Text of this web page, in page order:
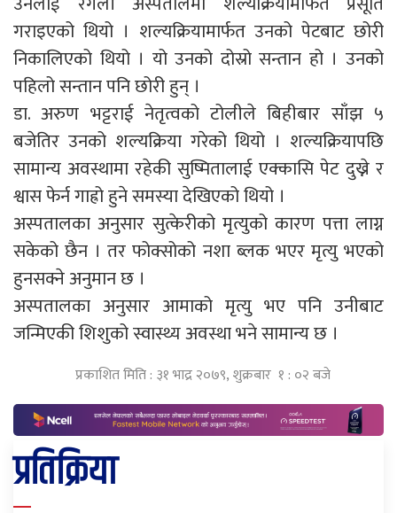
गराइएको थियो । शल्यक्रियामार्फत उनको पेटबाट छोरी
निकालिएको थियो । यो उनको दोस्रो सन्तान हो । उनको
पहिलो सन्तान पनि छोरी हुन् ।
डा. अरुण भट्टराई नेतृत्वको टोलीले बिहीबार साँझ ५
बजेतिर उनको शल्यक्रिया गरेको थियो । शल्यक्रियापछि
सामान्य अवस्थामा रहेकी सुष्मितालाई एक्कासि पेट दुख्ने र
श्वास फेर्न गाह्रो हुने समस्या देखिएको थियो ।
अस्पतालका अनुसार सुत्केरीको मृत्युको कारण पत्ता लाग्न
सकेको छैन । तर फोक्सोको नशा ब्लक भएर मृत्यु भएको
हुनसक्ने अनुमान छ ।
अस्पतालका अनुसार आमाको मृत्यु भए पनि उनीबाट
जन्मिएकी शिशुको स्वास्थ्य अवस्था भने सामान्य छ ।
प्रकाशित मिति : ३१ भाद्र २०७९, शुक्रबार १ : ०२ बजे
प्रतिक्रिया